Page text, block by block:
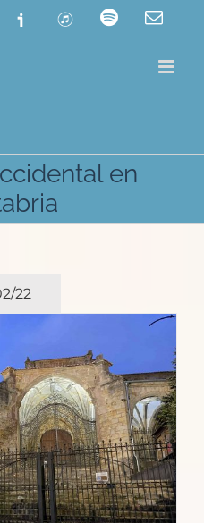
Ivoox ITunes Spotify
en
22